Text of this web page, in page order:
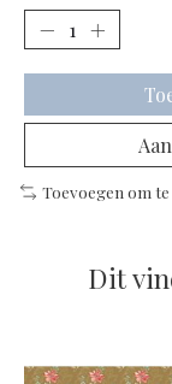
Toevoegen om
Dit
Items van